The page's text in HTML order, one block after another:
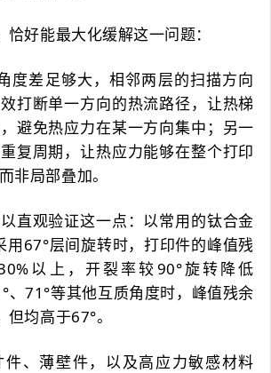
好能最大化缓解这一问题：
度差足够大，相邻两层的扫描方向
打断单一方向的热流路径，让热梯
避免热应力在某一方向集中；另一
复周期，让热应力能够在整个打印
非局部叠加。
直观验证这一点：以常用的钛合金
用67°层间旋转时，打印件的峰值残
以上，开裂率较90°旋转降低
、71°等其他互质角度时，峰值残余
均高于67°。
、薄壁件，以及高应力敏感材料